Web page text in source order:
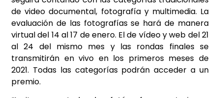
de video documental, fotografía y multimedia. La
evaluación de las fotografías se hará de manera
virtual del 14 al 17 de enero. El de vídeo y web del 21
al 24 del mismo mes y las rondas finales se
transmitirán en vivo en los primeros meses de
2021. Todas las categorías podrán acceder a un
premio.